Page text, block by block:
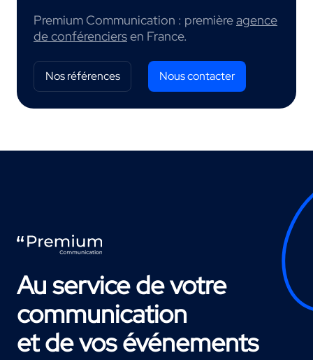
Premium Communication : premièreagence
de conférenciersen France.
Nos références Nous contacter
Au service de votre
communication
et de vos événements